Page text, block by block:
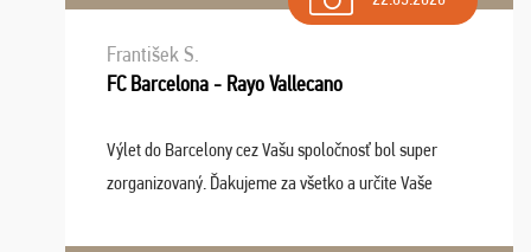
František S.
FC Barcelona - Rayo Vallecano
Výlet do Barcelony cez Vašu spoločnosť bol super
zorganizovaný. Ďakujeme za všetko a určite Vaše